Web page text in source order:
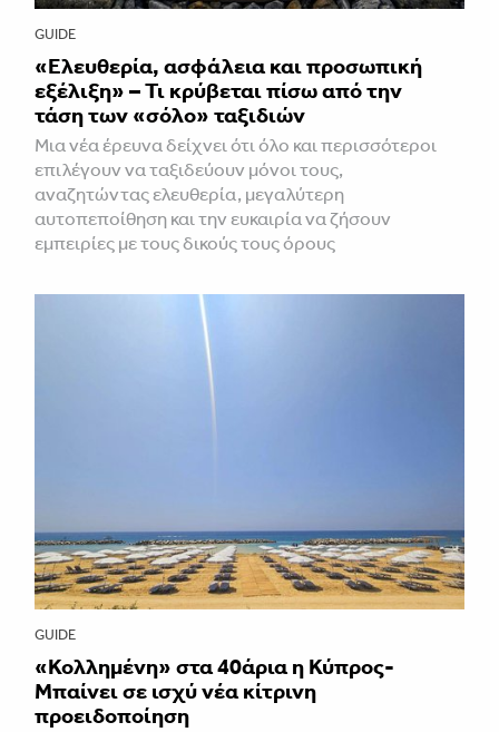
GUIDE
«Ελευθερία, ασφάλεια και προσωπική
εξέλιξη» – Τι κρύβεται πίσω από την
τάση των «σόλο» ταξιδιών
Μια νέα έρευνα δείχνει ότι όλο και περισσότεροι
επιλέγουν να ταξιδεύουν μόνοι τους,
αναζητώντας ελευθερία, μεγαλύτερη
αυτοπεποίθηση και την ευκαιρία να ζήσουν
εμπειρίες με τους δικούς τους όρους
GUIDE
«Κολλημένη» στα 40άρια η Κύπρος-
Μπαίνει σε ισχύ νέα κίτρινη
προειδοποίηση